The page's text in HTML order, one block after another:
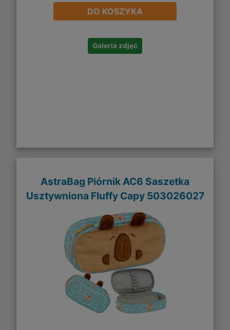
DO KOSZYKA
Galeria zdjęć
AstraBag Piórnik AC6 Saszetka
Usztywniona Fluffy Capy 503026027